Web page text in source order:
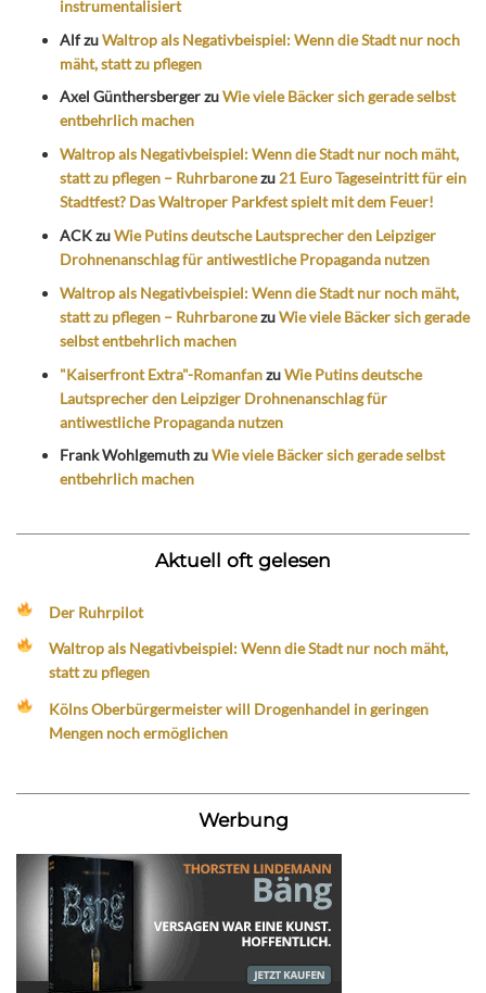
instrumentalisiert
AlfzuWaltrop als Negativbeispiel: Wenn die Stadt nur noch
mäht, statt zu pflegen
Axel GünthersbergerzuWie viele Bäcker sich gerade selbst
entbehrlich machen
Waltrop als Negativbeispiel: Wenn die Stadt nur noch mäht,
statt zu pflegen – Ruhrbaronezu 21 Euro Tageseintritt für ein
Stadtfest? Das Waltroper Parkfest spielt mit dem Feuer!
ACKzuWie Putins deutsche Lautsprecher den Leipziger
Drohnenanschlag für antiwestliche Propaganda nutzen
Waltrop als Negativbeispiel: Wenn die Stadt nur noch mäht,
statt zu pflegen – RuhrbaronezuWie viele Bäcker sich gerade
selbst entbehrlich machen
"Kaiserfront Extra"-RomanfanzuWie Putins deutsche
Lautsprecher den Leipziger Drohnenanschlag für
antiwestliche Propaganda nutzen
Frank WohlgemuthzuWie viele Bäcker sich gerade selbst
entbehrlich machen
Aktuell oft gelesen
Der Ruhrpilot
Waltrop als Negativbeispiel: Wenn die Stadt nur noch mäht,
statt zu pflegen
Kölns Oberbürgermeister will Drogenhandel in geringen
Mengen noch ermöglichen
Werbung